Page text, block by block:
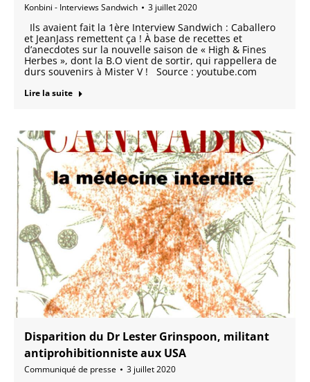
Konbini - Interviews Sandwich 3 juillet 2020
Ils avaient fait la 1ère Interview Sandwich : Caballero
et JeanJass remettent ça ! À base de recettes et
d’anecdotes sur la nouvelle saison de « High & Fines
Herbes », dont la B.O vient de sortir, qui rappellera de
durs souvenirs à Mister V ! Source : youtube.com
Lire la suite
Disparition du Dr Lester Grinspoon, militant
antiprohibitionniste aux USA
Communiqué de presse 3 juillet 2020